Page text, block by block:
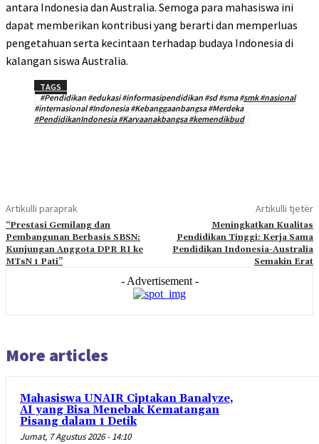
antara Indonesia dan Australia. Semoga para mahasiswa ini
dapat memberikan kontribusi yang berarti dan memperluas
pengetahuan serta kecintaan terhadap budaya Indonesia di
kalangan siswa Australia.
TAGS
#Pendidikan #edukasi #informasipendidikan #sd #sma #smk #nasional
#internasional #Indonesia #Kebanggaanbangsa #Merdeka
#PendidikanIndonesia #Karyaanakbangsa #kemendikbud
Artikulli paraprak
“Prestasi Gemilang dan
Pembangunan Berbasis SBSN:
Kunjungan Anggota DPR RI ke
MTsN 1 Pati”
Artikulli tjetër
Meningkatkan Kualitas
Pendidikan Tinggi: Kerja Sama
Pendidikan Indonesia-Australia
Semakin Erat
- Advertisement -
More articles
Mahasiswa UNAIR Ciptakan Banalyze,
AI yang Bisa Menebak Kematangan
Pisang dalam 1 Detik
Jumat, 7 Agustus 2026 - 14:10